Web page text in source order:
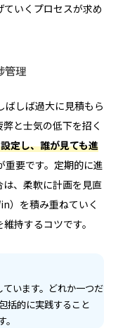
いくプロセスが求め
管理
ばしば過大に見積もら
と士気の低下を招く
定し、誰が見ても進
重要です。定期的に進
、柔軟に計画を見直
）を積み重ねていく
持するコツです。
います。どれか一つだ
括的に実践すること